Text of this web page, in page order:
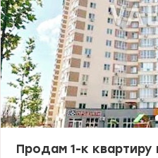
Продам 1-к